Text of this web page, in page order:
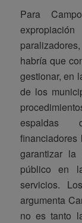
Para
habría que
gestionar, en
de los
espaldas
garantizar
público en
servicios.
argumenta
no es tanto